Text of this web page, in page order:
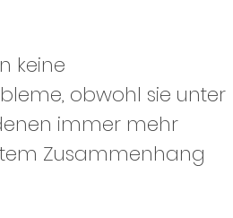
keine
obwohl sie unter
immer mehr
Zusammenhang